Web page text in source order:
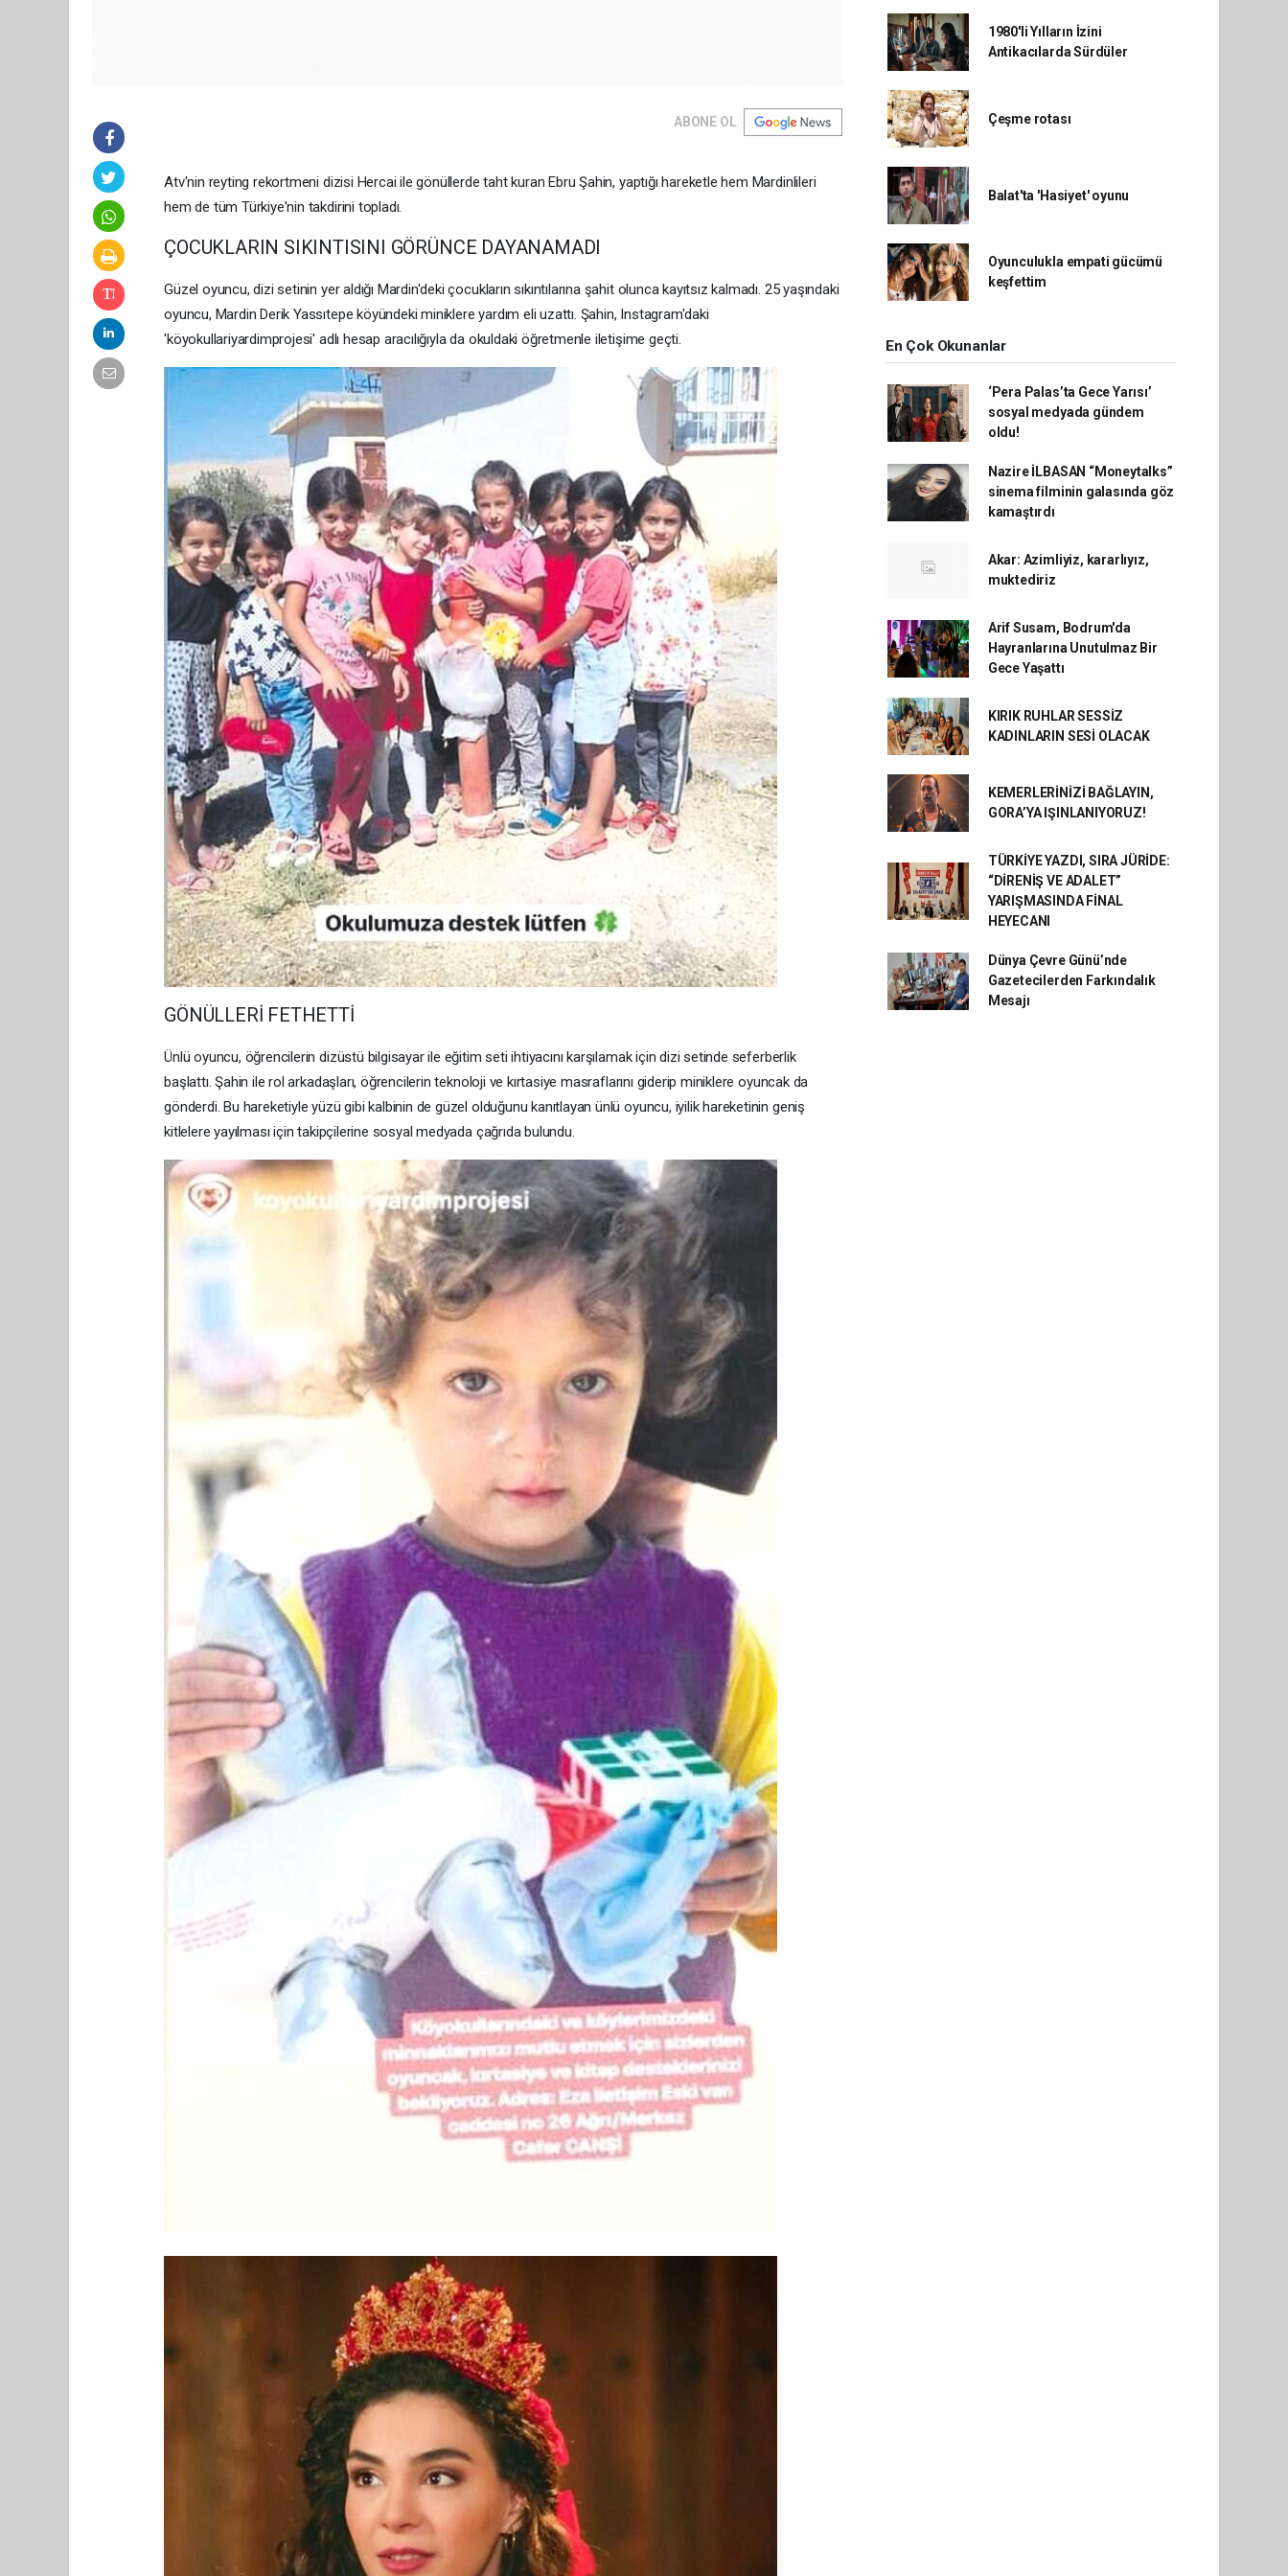
ABONE OL
Atv'nin reyting rekortmeni dizisi Hercai ile gönüllerde taht kuran Ebru Şahin, yaptığı hareketle hem Mardinlileri
hem de tüm Türkiye'nin takdirini topladı.
ÇOCUKLARIN SIKINTISINI GÖRÜNCE DAYANAMADI
Güzel oyuncu, dizi setinin yer aldığı Mardin'deki çocukların sıkıntılarına şahit olunca kayıtsız kalmadı. 25 yaşındaki
oyuncu, Mardin Derik Yassıtepe köyündeki miniklere yardım eli uzattı. Şahin, Instagram'daki
'köyokullariyardimprojesi' adlı hesap aracılığıyla da okuldaki öğretmenle iletişime geçti.
GÖNÜLLERİ FETHETTİ
Ünlü oyuncu, öğrencilerin dizüstü bilgisayar ile eğitim seti ihtiyacını karşılamak için dizi setinde seferberlik
başlattı. Şahin ile rol arkadaşları, öğrencilerin teknoloji ve kırtasiye masraflarını giderip miniklere oyuncak da
gönderdi. Bu hareketiyle yüzü gibi kalbinin de güzel olduğunu kanıtlayan ünlü oyuncu, iyilik hareketinin geniş
kitlelere yayılması için takipçilerine sosyal medyada çağrıda bulundu.
1980'li Yılların İzini
Antikacılarda Sürdüler
Çeşme rotası
Balat'ta 'Hasiyet' oyunu
Oyunculukla empati gücümü
keşfettim
En Çok Okunanlar
‘Pera Palas’ta Gece Yarısı’
sosyal medyada gündem
oldu!
Nazire İLBASAN “Moneytalks”
sinema filminin galasında göz
kamaştırdı
Akar: Azimliyiz, kararlıyız,
muktediriz
Arif Susam, Bodrum'da
Hayranlarına Unutulmaz Bir
Gece Yaşattı
KIRIK RUHLAR SESSİZ
KADINLARIN SESİ OLACAK
KEMERLERİNİZİ BAĞLAYIN,
GORA’YA IŞINLANIYORUZ!
TÜRKİYE YAZDI, SIRA JÜRİDE:
“DİRENİŞ VE ADALET”
YARIŞMASINDA FİNAL
HEYECANI
Dünya Çevre Günü’nde
Gazetecilerden Farkındalık
Mesajı